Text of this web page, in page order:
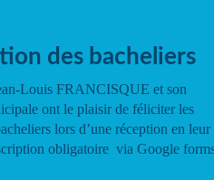
des bacheliers
Louis FRANCISQUE et son
ont le plaisir de féliciter les
lors d’une réception en leur
obligatoire via Google